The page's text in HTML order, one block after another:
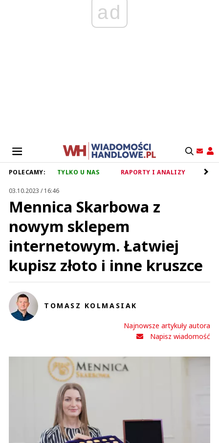
ad
POLECAMY: TYLKO U NAS RAPORTY I ANALIZY
03.10.2023 / 16:46
Mennica Skarbowa z
nowym sklepem
internetowym. Łatwiej
kupisz złoto i inne kruszce
TOMASZ KOLMASIAK
Najnowsze artykuły autora
Napisz wiadomość